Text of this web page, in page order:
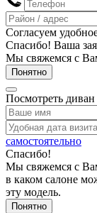
Согласуем
Спасибо! Ваша
Мы свяжемся с
Понятно
Посмотреть диван
самостоятельно
Спасибо!
Мы свяжемся с
в каком салоне
эту модель.
Понятно